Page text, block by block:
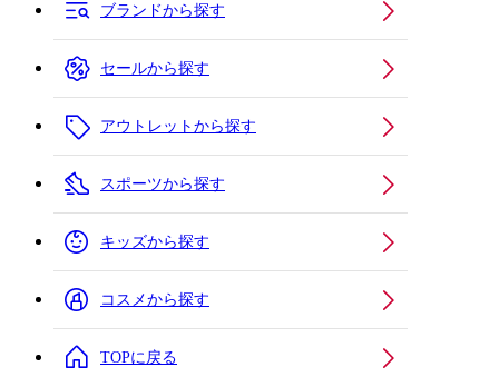
ブランドから探す
セールから探す
アウトレットから探す
スポーツから探す
キッズから探す
コスメから探す
TOPに戻る